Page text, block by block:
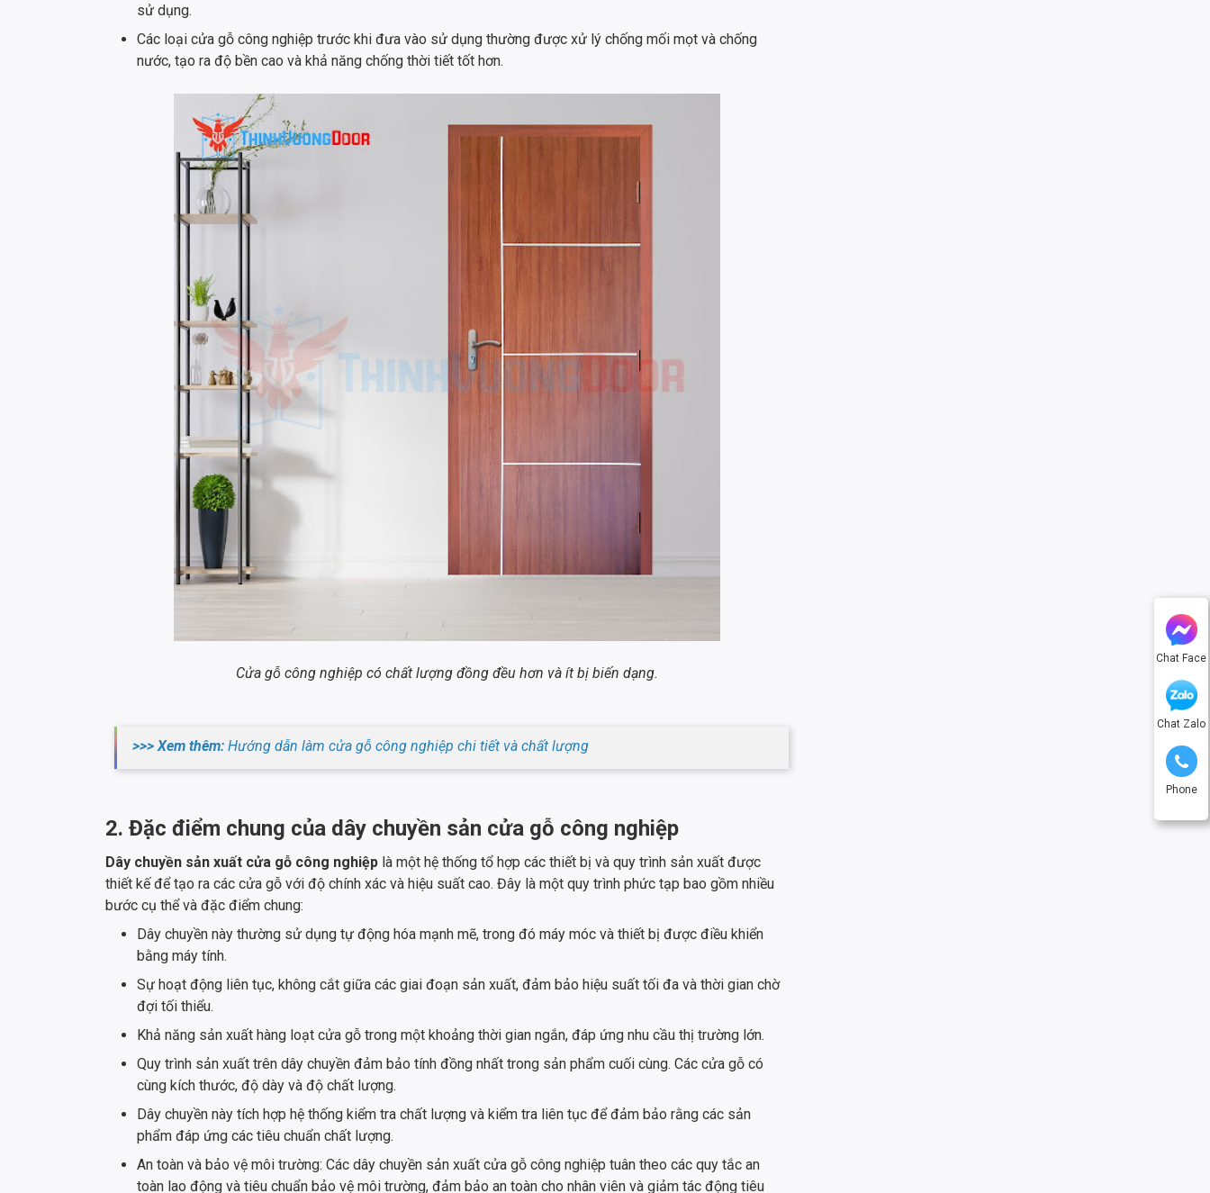
Chat Face
Chat Zalo
Phone
sử dụng.
Các loại cửa gỗ công nghiệp trước khi đưa vào sử dụng thường được xử lý chống mối mọt và chống
nước, tạo ra độ bền cao và khả năng chống thời tiết tốt hơn.
Cửa gỗ công nghiệp có chất lượng đồng đều hơn và ít bị biến dạng.
>>> Xem thêm: Hướng dẫn làm cửa gỗ công nghiệp chi tiết và chất lượng
2. Đặc điểm chung của dây chuyền sản cửa gỗ công nghiệp
Dây chuyền sản xuất cửa gỗ công nghiệp là một hệ thống tổ hợp các thiết bị và quy trình sản xuất được
thiết kế để tạo ra các cửa gỗ với độ chính xác và hiệu suất cao. Đây là một quy trình phức tạp bao gồm nhiều
bước cụ thể và đặc điểm chung:
Dây chuyền này thường sử dụng tự động hóa mạnh mẽ, trong đó máy móc và thiết bị được điều khiển
bằng máy tính.
Sự hoạt động liên tục, không cắt giữa các giai đoạn sản xuất, đảm bảo hiệu suất tối đa và thời gian chờ
đợi tối thiểu.
Khả năng sản xuất hàng loạt cửa gỗ trong một khoảng thời gian ngắn, đáp ứng nhu cầu thị trường lớn.
Quy trình sản xuất trên dây chuyền đảm bảo tính đồng nhất trong sản phẩm cuối cùng. Các cửa gỗ có
cùng kích thước, độ dày và độ chất lượng.
Dây chuyền này tích hợp hệ thống kiểm tra chất lượng và kiểm tra liên tục để đảm bảo rằng các sản
phẩm đáp ứng các tiêu chuẩn chất lượng.
An toàn và bảo vệ môi trường: Các dây chuyền sản xuất cửa gỗ công nghiệp tuân theo các quy tắc an
toàn lao động và tiêu chuẩn bảo vệ môi trường, đảm bảo an toàn cho nhân viên và giảm tác động tiêu